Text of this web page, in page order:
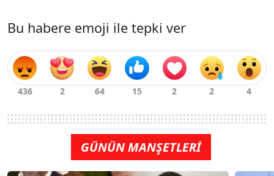
Bu habere emoji ile tepki ver
GÜNÜN MANŞETLERİ